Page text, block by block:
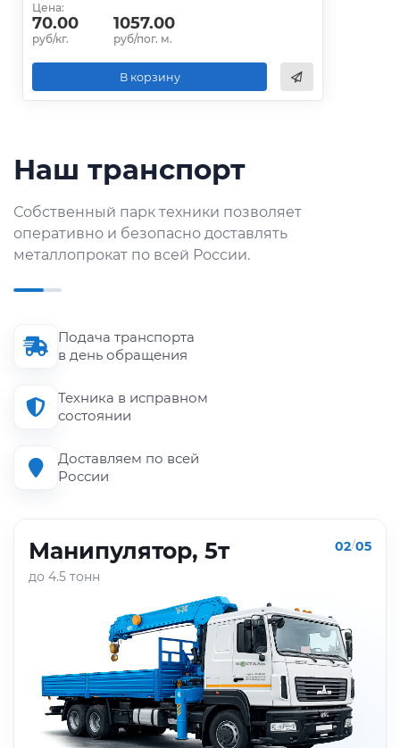
Цена:
70.00
руб/кг.
1057.00
руб/пог. м.
В корзину
Наш транспорт
Собственный парк техники позволяет
оперативно и безопасно доставлять
металлопрокат по всей России.
Подача транспорта
в день обращения
Техника в исправном
состоянии
Доставляем по всей
России
Манипулятор, 5т
до 4.5 тонн
02/05